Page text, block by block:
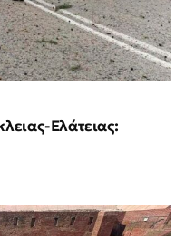
Ελάτειας: